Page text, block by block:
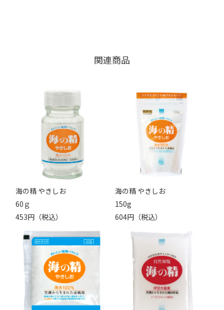
関連商品
海の精 やきしお
60ｇ
453円（税込）
海の精 やきしお
150g
604円（税込）